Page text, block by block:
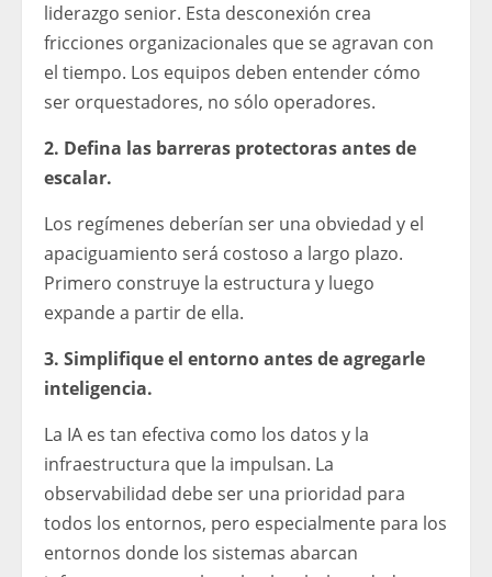
liderazgo senior. Esta desconexión crea
fricciones organizacionales que se agravan con
el tiempo. Los equipos deben entender cómo
ser orquestadores, no sólo operadores.
2. Defina las barreras protectoras antes de
escalar.
Los regímenes deberían ser una obviedad y el
apaciguamiento será costoso a largo plazo.
Primero construye la estructura y luego
expande a partir de ella.
3. Simplifique el entorno antes de agregarle
inteligencia.
La IA es tan efectiva como los datos y la
infraestructura que la impulsan. La
observabilidad debe ser una prioridad para
todos los entornos, pero especialmente para los
entornos donde los sistemas abarcan